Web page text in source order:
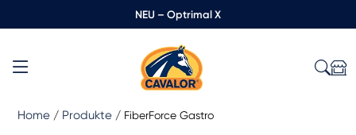
NEU – Optrimal X
Home / Produkte / FiberForce Gastro